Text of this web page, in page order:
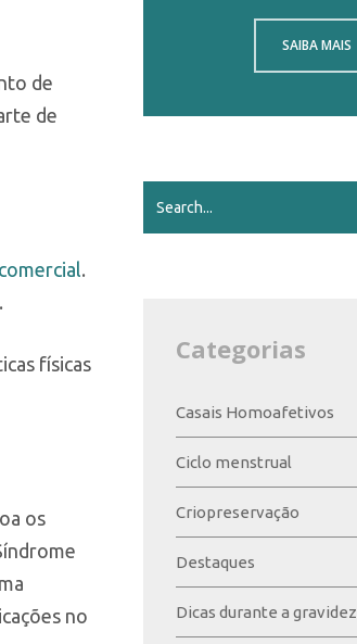
de
de
.
físicas
os
no
SAIBA MAIS
Categorias
Casais Homoafetivos
Ciclo menstrual
Criopreservação
Destaques
Dicas durante a gravidez